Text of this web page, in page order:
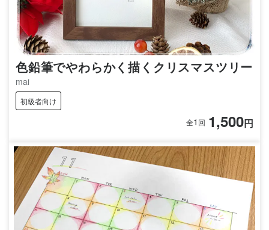
色鉛筆でやわらかく描くクリスマスツリー
mai
初級者向け
全1 回 1,500円